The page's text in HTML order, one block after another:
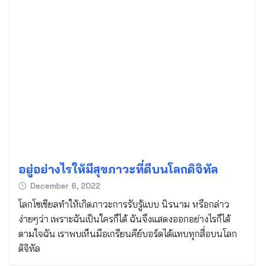
อยู่อย่างไรให้มีสุขภาวะที่ดีบนโลกดิจิทัล
December 6, 2022
โลกโซเชียลทำให้เกิดภาวะการรับรู้แบบ นิรนาม หรือกล่าว
ง่ายๆว่า เพราะฉันเป็นใครก็ได้ ฉันจึงแสดงออกอย่างไรก็ได้
ตามใจฉัน เราพบเห็นมือเกรียนคีย์บอร์ดได้แทบทุกสื่อบนโลก
ดิจิทัล